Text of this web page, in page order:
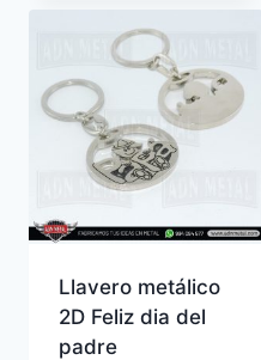
Llavero metálico
2D Feliz dia del
padre